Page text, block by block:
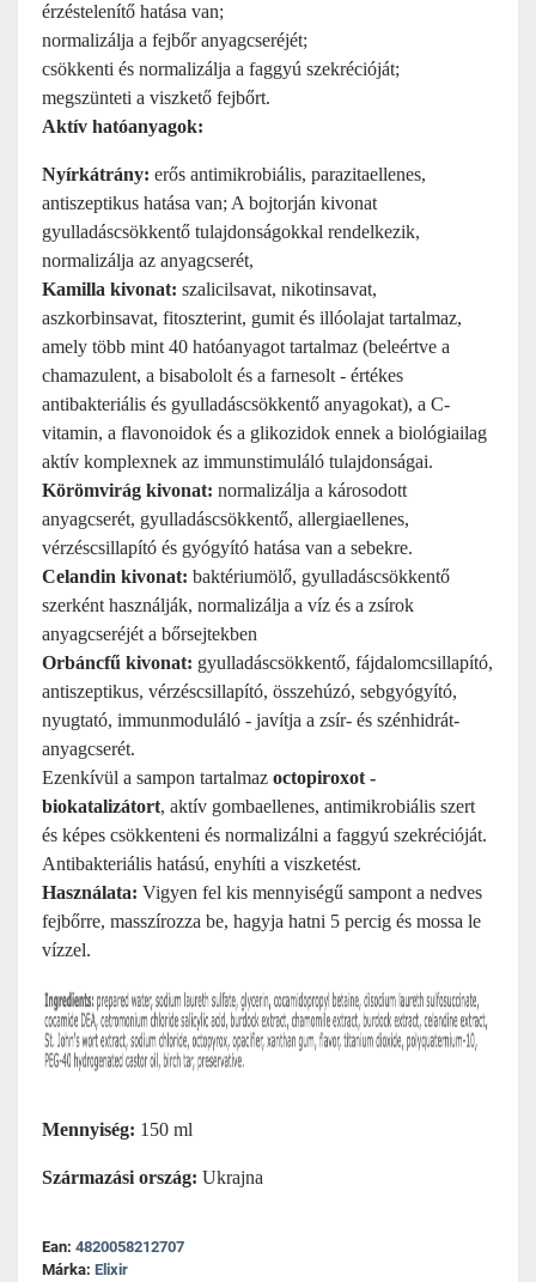
érzéstelenítő hatása van;
normalizálja a fejbőr anyagcseréjét;
csökkenti és normalizálja a faggyú szekrécióját;
megszünteti a viszkető fejbőrt.
Aktív hatóanyagok:
Nyírkátrány: erős antimikrobiális, parazitaellenes,
antiszeptikus hatása van; A bojtorján kivonat
gyulladáscsökkentő tulajdonságokkal rendelkezik,
normalizálja az anyagcserét,
Kamilla kivonat: szalicilsavat, nikotinsavat,
aszkorbinsavat, fitoszterint, gumit és illóolajat tartalmaz,
amely több mint 40 hatóanyagot tartalmaz (beleértve a
chamazulent, a bisabololt és a farnesolt - értékes
antibakteriális és gyulladáscsökkentő anyagokat), a C-
vitamin, a flavonoidok és a glikozidok ennek a biológiailag
aktív komplexnek az immunstimuláló tulajdonságai.
Körömvirág kivonat: normalizálja a károsodott
anyagcserét, gyulladáscsökkentő, allergiaellenes,
vérzéscsillapító és gyógyító hatása van a sebekre.
Celandin kivonat: baktériumölő, gyulladáscsökkentő
szerként használják, normalizálja a víz és a zsírok
anyagcseréjét a bőrsejtekben
Orbáncfű kivonat: gyulladáscsökkentő, fájdalomcsillapító,
antiszeptikus, vérzéscsillapító, összehúzó, sebgyógyító,
nyugtató, immunmoduláló - javítja a zsír- és szénhidrát-
anyagcserét.
Ezenkívül a sampon tartalmaz octopiroxot -
biokatalizátort, aktív gombaellenes, antimikrobiális szert
és képes csökkenteni és normalizálni a faggyú szekrécióját.
Antibakteriális hatású, enyhíti a viszketést.
Használata: Vigyen fel kis mennyiségű sampont a nedves
fejbőrre, masszírozza be, hagyja hatni 5 percig és mossa le
vízzel.
Mennyiség: 150 ml
Származási ország: Ukrajna
Ean: 4820058212707
Márka: Elixir